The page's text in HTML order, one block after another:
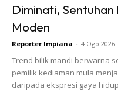
Diminati,
Moden
Reporter Impiana - 4 Ogo 2026
Trend bilik mandi berwarna
pemilik kediaman mula
daripada ekspresi gaya